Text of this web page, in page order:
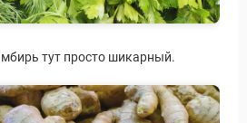
тут просто шикарный.